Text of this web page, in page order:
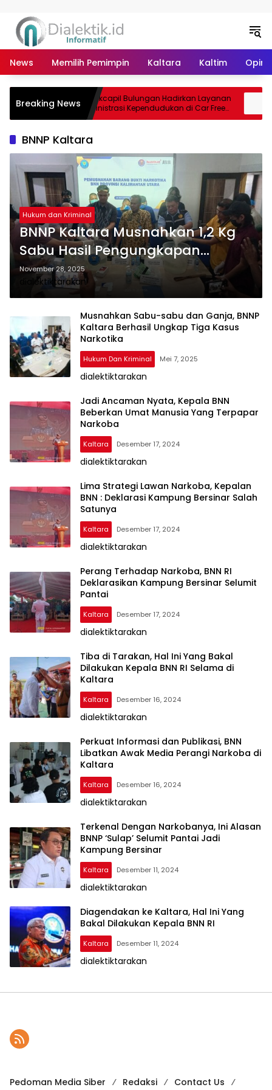
News Memilih Pemimpin Kaltara Kaltim Opini
Breaking NewsDisdukcapil Bulungan Hadirkan Layanan
Administrasi Kependudukan di Car Free
Day Tebu Kayan
BNNP Kaltara
Hukum dan Kriminal
BNNP Kaltara Musnahkan 1,2 Kg
Sabu Hasil Pengungkapan
Oktober – November
November 28, 2025
dialektiktarakan
Musnahkan Sabu-sabu dan Ganja, BNNP
Kaltara Berhasil Ungkap Tiga Kasus
Narkotika
Hukum Dan Kriminal Mei 7, 2025
dialektiktarakan
Jadi Ancaman Nyata, Kepala BNN
Beberkan Umat Manusia Yang Terpapar
Narkoba
Kaltara Desember 17, 2024
dialektiktarakan
Lima Strategi Lawan Narkoba, Kepalan
BNN : Deklarasi Kampung Bersinar Salah
Satunya
Kaltara Desember 17, 2024
dialektiktarakan
Perang Terhadap Narkoba, BNN RI
Deklarasikan Kampung Bersinar Selumit
Pantai
Kaltara Desember 17, 2024
dialektiktarakan
Tiba di Tarakan, Hal Ini Yang Bakal
Dilakukan Kepala BNN RI Selama di
Kaltara
Kaltara Desember 16, 2024
dialektiktarakan
Perkuat Informasi dan Publikasi, BNN
Libatkan Awak Media Perangi Narkoba di
Kaltara
Kaltara Desember 16, 2024
dialektiktarakan
Terkenal Dengan Narkobanya, Ini Alasan
BNNP ‘Sulap’ Selumit Pantai Jadi
Kampung Bersinar
Kaltara Desember 11, 2024
dialektiktarakan
Diagendakan ke Kaltara, Hal Ini Yang
Bakal Dilakukan Kepala BNN RI
Kaltara Desember 11, 2024
dialektiktarakan
Pedoman Media Siber Redaksi Contact Us